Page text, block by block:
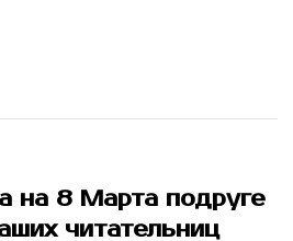
на 8 Марта подруге
читательниц